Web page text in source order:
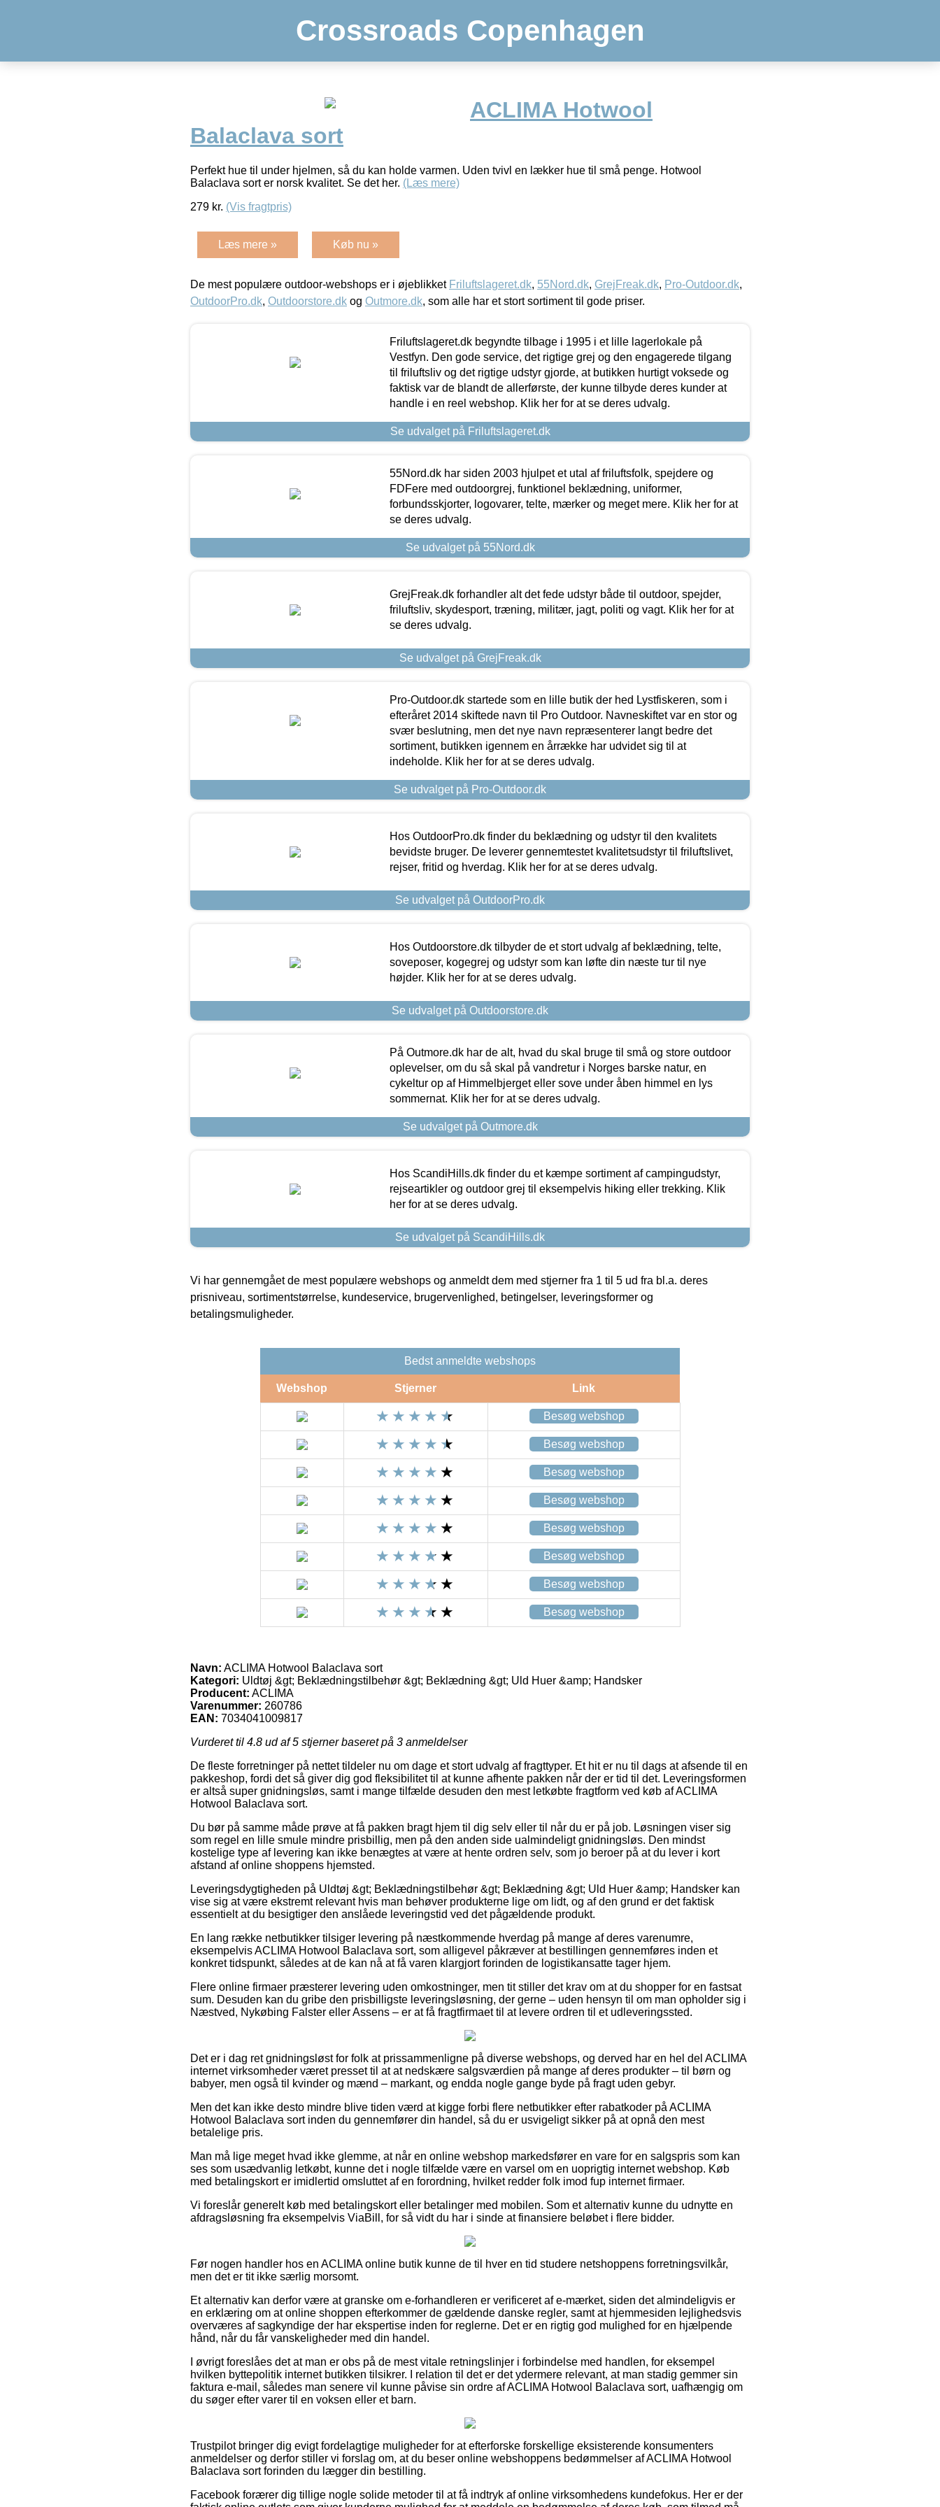
Crossroads Copenhagen
ACLIMA Hotwool
Balaclava sort
Perfekt hue til under hjelmen, så du kan holde varmen. Uden tvivl en lækker hue til små penge. Hotwool
Balaclava sort er norsk kvalitet. Se det her. (Læs mere)
279 kr. (Vis fragtpris)
Læs mere » Køb nu »
De mest populære outdoor-webshops er i øjeblikket Friluftslageret.dk, 55Nord.dk, GrejFreak.dk, Pro-Outdoor.dk,
OutdoorPro.dk, Outdoorstore.dk og Outmore.dk, som alle har et stort sortiment til gode priser.
Friluftslageret.dk begyndte tilbage i 1995 i et lille lagerlokale på
Vestfyn. Den gode service, det rigtige grej og den engagerede tilgang
til friluftsliv og det rigtige udstyr gjorde, at butikken hurtigt voksede og
faktisk var de blandt de allerførste, der kunne tilbyde deres kunder at
handle i en reel webshop. Klik her for at se deres udvalg.
Se udvalget på Friluftslageret.dk
55Nord.dk har siden 2003 hjulpet et utal af friluftsfolk, spejdere og
FDFere med outdoorgrej, funktionel beklædning, uniformer,
forbundsskjorter, logovarer, telte, mærker og meget mere. Klik her for at
se deres udvalg.
Se udvalget på 55Nord.dk
GrejFreak.dk forhandler alt det fede udstyr både til outdoor, spejder,
friluftsliv, skydesport, træning, militær, jagt, politi og vagt. Klik her for at
se deres udvalg.
Se udvalget på GrejFreak.dk
Pro-Outdoor.dk startede som en lille butik der hed Lystfiskeren, som i
efteråret 2014 skiftede navn til Pro Outdoor. Navneskiftet var en stor og
svær beslutning, men det nye navn repræsenterer langt bedre det
sortiment, butikken igennem en årrække har udvidet sig til at
indeholde. Klik her for at se deres udvalg.
Se udvalget på Pro-Outdoor.dk
Hos OutdoorPro.dk finder du beklædning og udstyr til den kvalitets
bevidste bruger. De leverer gennemtestet kvalitetsudstyr til friluftslivet,
rejser, fritid og hverdag. Klik her for at se deres udvalg.
Se udvalget på OutdoorPro.dk
Hos Outdoorstore.dk tilbyder de et stort udvalg af beklædning, telte,
soveposer, kogegrej og udstyr som kan løfte din næste tur til nye
højder. Klik her for at se deres udvalg.
Se udvalget på Outdoorstore.dk
På Outmore.dk har de alt, hvad du skal bruge til små og store outdoor
oplevelser, om du så skal på vandretur i Norges barske natur, en
cykeltur op af Himmelbjerget eller sove under åben himmel en lys
sommernat. Klik her for at se deres udvalg.
Se udvalget på Outmore.dk
Hos ScandiHills.dk finder du et kæmpe sortiment af campingudstyr,
rejseartikler og outdoor grej til eksempelvis hiking eller trekking. Klik
her for at se deres udvalg.
Se udvalget på ScandiHills.dk
Vi har gennemgået de mest populære webshops og anmeldt dem med stjerner fra 1 til 5 ud fra bl.a. deres
prisniveau, sortimentstørrelse, kundeservice, brugervenlighed, betingelser, leveringsformer og
betalingsmuligheder.
Bedst anmeldte webshops
Webshop Stjerner Link
Besøg webshop
Besøg webshop
Besøg webshop
Besøg webshop
Besøg webshop
Besøg webshop
Besøg webshop
Besøg webshop
Navn: ACLIMA Hotwool Balaclava sort
Kategori: Uldtøj &gt; Beklædningstilbehør &gt; Beklædning &gt; Uld Huer &amp; Handsker
Producent: ACLIMA
Varenummer: 260786
EAN: 7034041009817
Vurderet til 4.8 ud af 5 stjerner baseret på 3 anmeldelser
De fleste forretninger på nettet tildeler nu om dage et stort udvalg af fragttyper. Et hit er nu til dags at afsende til en
pakkeshop, fordi det så giver dig god fleksibilitet til at kunne afhente pakken når der er tid til det. Leveringsformen
er altså super gnidningsløs, samt i mange tilfælde desuden den mest letkøbte fragtform ved køb af ACLIMA
Hotwool Balaclava sort.
Du bør på samme måde prøve at få pakken bragt hjem til dig selv eller til når du er på job. Løsningen viser sig
som regel en lille smule mindre prisbillig, men på den anden side ualmindeligt gnidningsløs. Den mindst
kostelige type af levering kan ikke benægtes at være at hente ordren selv, som jo beroer på at du lever i kort
afstand af online shoppens hjemsted.
Leveringsdygtigheden på Uldtøj &gt; Beklædningstilbehør &gt; Beklædning &gt; Uld Huer &amp; Handsker kan
vise sig at være ekstremt relevant hvis man behøver produkterne lige om lidt, og af den grund er det faktisk
essentielt at du besigtiger den anslåede leveringstid ved det pågældende produkt.
En lang række netbutikker tilsiger levering på næstkommende hverdag på mange af deres varenumre,
eksempelvis ACLIMA Hotwool Balaclava sort, som alligevel påkræver at bestillingen gennemføres inden et
konkret tidspunkt, således at de kan nå at få varen klargjort forinden de logistikansatte tager hjem.
Flere online firmaer præsterer levering uden omkostninger, men tit stiller det krav om at du shopper for en fastsat
sum. Desuden kan du gribe den prisbilligste leveringsløsning, der gerne – uden hensyn til om man opholder sig i
Næstved, Nykøbing Falster eller Assens – er at få fragtfirmaet til at levere ordren til et udleveringssted.
Det er i dag ret gnidningsløst for folk at prissammenligne på diverse webshops, og derved har en hel del ACLIMA
internet virksomheder været presset til at at nedskære salgsværdien på mange af deres produkter – til børn og
babyer, men også til kvinder og mænd – markant, og endda nogle gange byde på fragt uden gebyr.
Men det kan ikke desto mindre blive tiden værd at kigge forbi flere netbutikker efter rabatkoder på ACLIMA
Hotwool Balaclava sort inden du gennemfører din handel, så du er usvigeligt sikker på at opnå den mest
betalelige pris.
Man må lige meget hvad ikke glemme, at når en online webshop markedsfører en vare for en salgspris som kan
ses som usædvanlig letkøbt, kunne det i nogle tilfælde være en varsel om en uoprigtig internet webshop. Køb
med betalingskort er imidlertid omsluttet af en forordning, hvilket redder folk imod fup internet firmaer.
Vi foreslår generelt køb med betalingskort eller betalinger med mobilen. Som et alternativ kunne du udnytte en
afdragsløsning fra eksempelvis ViaBill, for så vidt du har i sinde at finansiere beløbet i flere bidder.
Før nogen handler hos en ACLIMA online butik kunne de til hver en tid studere netshoppens forretningsvilkår,
men det er tit ikke særlig morsomt.
Et alternativ kan derfor være at granske om e-forhandleren er verificeret af e-mærket, siden det almindeligvis er
en erklæring om at online shoppen efterkommer de gældende danske regler, samt at hjemmesiden lejlighedsvis
overværes af sagkyndige der har ekspertise inden for reglerne. Det er en rigtig god mulighed for en hjælpende
hånd, når du får vanskeligheder med din handel.
I øvrigt foreslåes det at man er obs på de mest vitale retningslinjer i forbindelse med handlen, for eksempel
hvilken byttepolitik internet butikken tilsikrer. I relation til det er det ydermere relevant, at man stadig gemmer sin
faktura e-mail, således man senere vil kunne påvise sin ordre af ACLIMA Hotwool Balaclava sort, uafhængig om
du søger efter varer til en voksen eller et barn.
Trustpilot bringer dig evigt fordelagtige muligheder for at efterforske forskellige eksisterende konsumenters
anmeldelser og derfor stiller vi forslag om, at du beser online webshoppens bedømmelser af ACLIMA Hotwool
Balaclava sort forinden du lægger din bestilling.
Facebook forærer dig tillige nogle solide metoder til at få indtryk af online virksomhedens kundefokus. Her er der